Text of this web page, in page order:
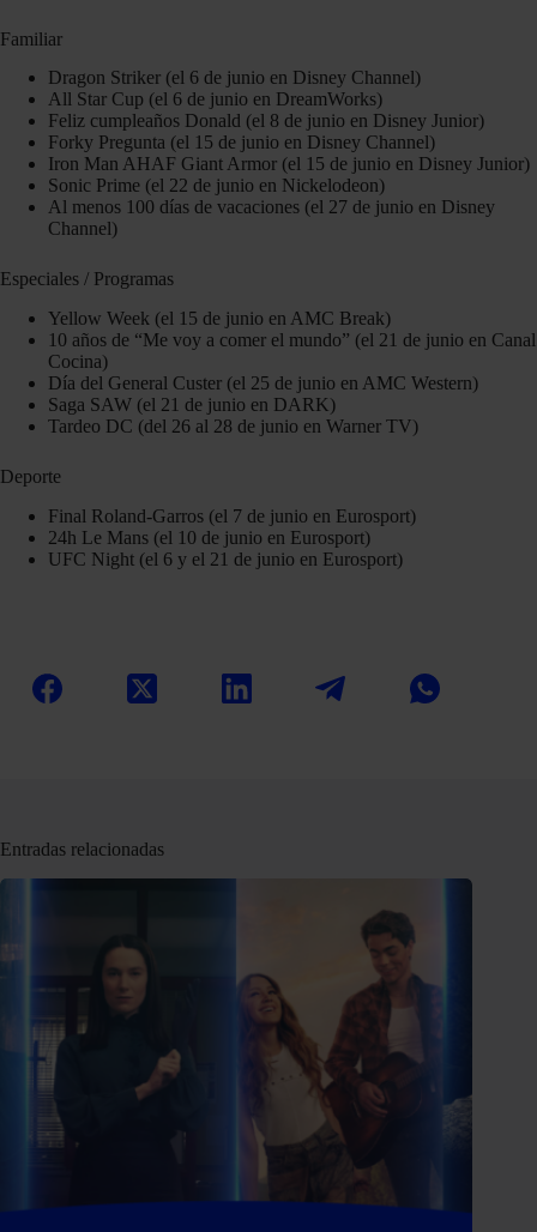
Familiar
Dragon Striker (el 6 de junio en Disney Channel)
All Star Cup (el 6 de junio en DreamWorks)
Feliz cumpleaños Donald (el 8 de junio en Disney Junior)
Forky Pregunta (el 15 de junio en Disney Channel)
Iron Man AHAF Giant Armor (el 15 de junio en Disney Junior)
Sonic Prime (el 22 de junio en Nickelodeon)
Al menos 100 días de vacaciones (el 27 de junio en Disney
Channel)
Especiales / Programas
Yellow Week (el 15 de junio en AMC Break)
10 años de “Me voy a comer el mundo” (el 21 de junio en Canal
Cocina)
Día del General Custer (el 25 de junio en AMC Western)
Saga SAW (el 21 de junio en DARK)
Tardeo DC (del 26 al 28 de junio en Warner TV)
Deporte
Final Roland-Garros (el 7 de junio en Eurosport)
24h Le Mans (el 10 de junio en Eurosport)
UFC Night (el 6 y el 21 de junio en Eurosport)
Entradas relacionadas